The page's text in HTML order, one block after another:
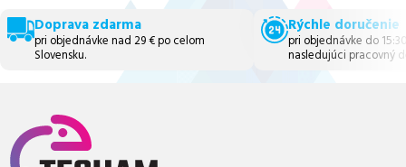
Doprava zdarma
pri objednávke nad 29 € po celom
Slovensku.
Rýchle doručenie
pri objednávke do
nasledujúci pracovný